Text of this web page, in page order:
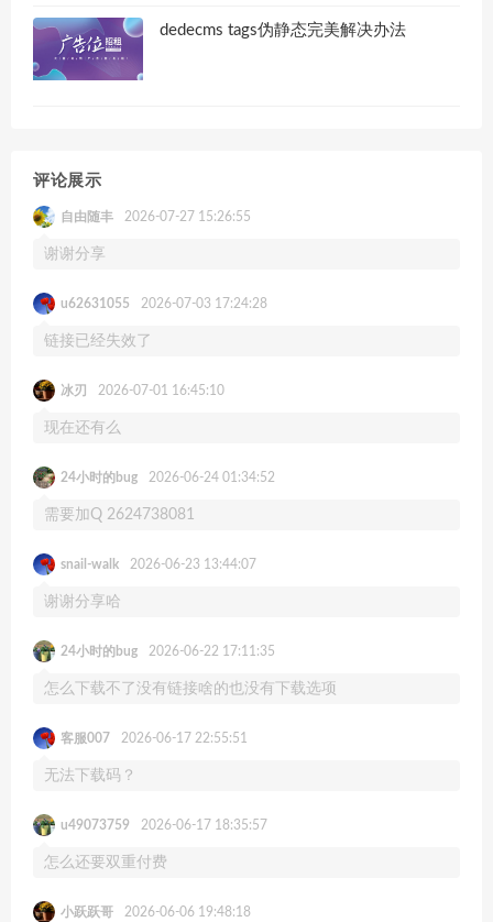
dedecms tags伪静态完美解决办法
评论展示
自由随丰 2026-07-27 15:26:55
谢谢分享
u62631055 2026-07-03 17:24:28
链接已经失效了
冰刃 2026-07-01 16:45:10
现在还有么
24小时的bug 2026-06-24 01:34:52
需要加Q 2624738081
snail-walk 2026-06-23 13:44:07
谢谢分享哈
24小时的bug 2026-06-22 17:11:35
怎么下载不了没有链接啥的也没有下载选项
客服007 2026-06-17 22:55:51
无法下载码？
u49073759 2026-06-17 18:35:57
怎么还要双重付费
小跃跃哥 2026-06-06 19:48:18